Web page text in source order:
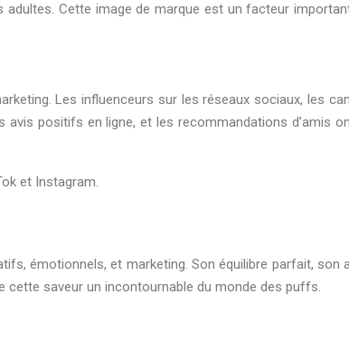
Cette image de marque est un facteur
Les influenceurs sur les réseaux sociaux, les
positifs en ligne, et les recommandations d’amis
et Instagram.
émotionnels, et marketing. Son équilibre parfait,
cette saveur un incontournable du monde des puffs.